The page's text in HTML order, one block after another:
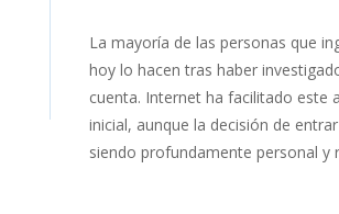
La mayoría de las personas que
hoy lo hacen tras haber
cuenta. Internet ha facilitado este
inicial, aunque la decisión de
siendo profundamente personal y